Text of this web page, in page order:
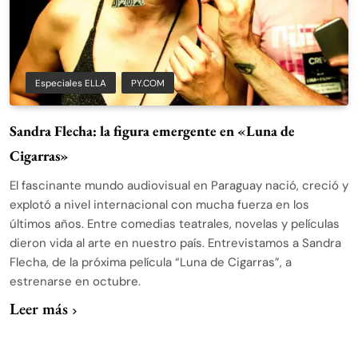
Especiales ELLA PY.COM
Sandra Flecha: la figura emergente en «Luna de
Cigarras»
El fascinante mundo audiovisual en Paraguay nació, creció y
explotó a nivel internacional con mucha fuerza en los
últimos años. Entre comedias teatrales, novelas y películas
dieron vida al arte en nuestro país. Entrevistamos a Sandra
Flecha, de la próxima película “Luna de Cigarras”, a
estrenarse en octubre.
Leer más